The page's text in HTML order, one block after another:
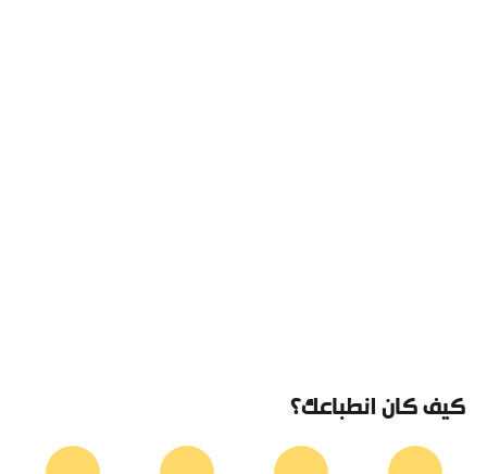
كيف كان انطباعك؟